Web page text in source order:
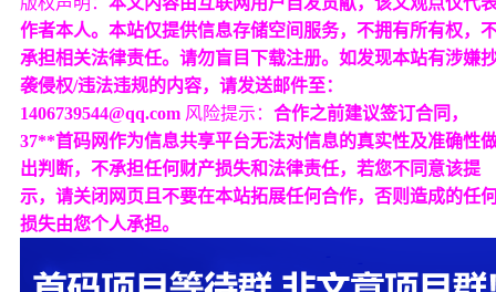
作者本人。本站仅提供信息存储空间服务，不拥有所有权，
承担相关法律责任。请勿盲目下载注册。如发现本站有涉嫌
袭侵权/违法违规的内容，请发送邮件至：
1406739544@qq.com 风险提示： 合作之前建议签订合同，
37**首码网作为信息共享平台无法对信息的真实性及准确性
出判断，不承担任何财产损失和法律责任，若您不同意该提
示，请关闭网页且不要在本站拓展任何合作，否则造成的任
损失由您个人承担。